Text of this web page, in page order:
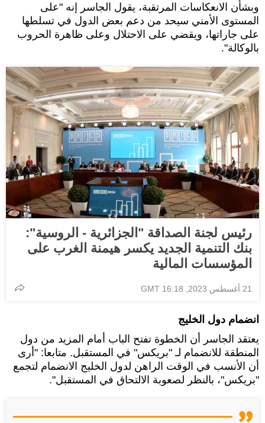
وبشأن الانعكاسات المرتقبة، يقول الجاسر إنه "على
المستوى الأمني سيحد من دعم بعض الدول في تسلطها
على جاراتها، ويقضي على الاحتلال وعلى ظاهرة الحروب
بالوكالة".
رئيس لجنة الصداقة "الجزائرية - الروسية":
بنك التنمية الجديد يكسر هيمنة الغرب على
المؤسسات المالية
21 أغسطس 2023, 16:18 GMT
انضمام دول الخليج
يعتقد الجاسر أن الخطوة تفتح الباب أمام المزيد من دول
المنطقة للانضمام لـ "بريكس" في المستقبل. متابعا: "أرى
أن الأنسب في الوقت الراهن لدول الخليج الانضمام لتجمع
"بريكس"، بالنظر لصعوبة الالتحاق في المستقبل".